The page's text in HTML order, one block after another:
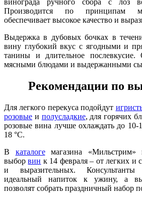
Производится по принципам
обеспечивает высокое качество и
Выдержка в дубовых бочках в
вину глубокий вкус с ягодными и
танины и длительное послевкусие.
мясными блюдами и выдержанными
Рекомендации по
Для легкого перекуса подойдут
розовые и полусладкие, для горячих
розовые вина лучше охлаждать до 10-
18 °C.
В каталогемагазина «Мильстрим»
выборвин к 14 февраля – от легких
и выразительных. Консультанты
идеальный напиток к ужину, а
позволят собрать праздничный набор